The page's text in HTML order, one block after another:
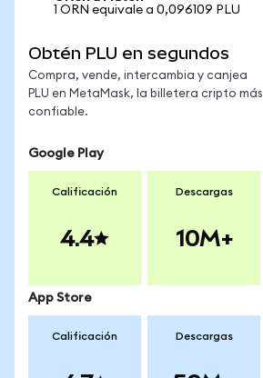
1 ORN equivale a 0,096109 PLU
Obtén PLU en segundos
Compra, vende, intercambia y canjea
PLU en MetaMask, la billetera cripto más
confiable.
Google Play
Calificación
4.4
Descargas
10M+
App Store
Calificación Descargas